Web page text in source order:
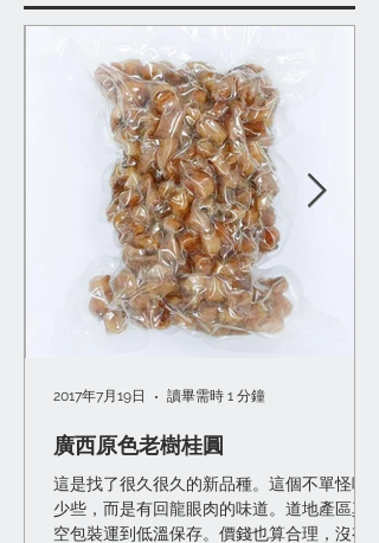
廣西原色老樹桂圓
這是找了很久很久的新品種。這個不單怪味
少些，而是有回龍眼肉的味道。道地產區真
空包裝運到低溫保存。價錢也算合理，沒有
2017年7月19日 讀畢需時 1 分鐘